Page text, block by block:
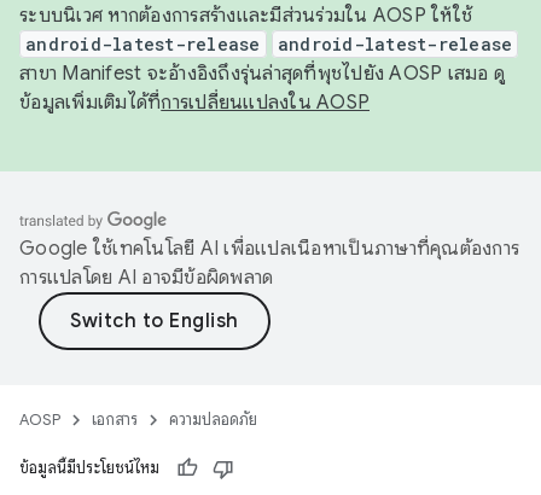
ระบบนิเวศ หากต้องการสร้างและมีส่วนร่วมใน AOSP ให้ใช้
android-latest-release android-latest-release
สาขา Manifest จะอ้างอิงถึงรุ่นล่าสุดที่พุชไปยัง AOSP เสมอ ดู
ข้อมูลเพิ่มเติมได้ที่การเปลี่ยนแปลงใน AOSP
Google ใช้เทคโนโลยี AI เพื่อแปลเนื้อหาเป็นภาษาที่คุณต้องการ
การแปลโดย AI อาจมีข้อผิดพลาด
AOSP เอกสาร ความปลอดภัย
ข้อมูลนี้มีประโยชน์ไหม